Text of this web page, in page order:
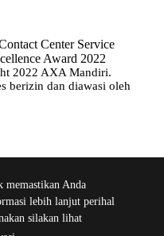
memastikan Anda
lebih lanjut perihal
silakan lihat
2022 AXA Mandiri.
berizin dan diawasi oleh